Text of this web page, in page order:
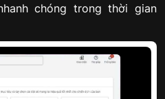
chóng trong thời gian